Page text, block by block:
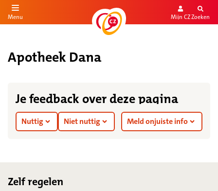
de inhoud
Menu Mijn CZZoeken
Apotheek Dana
Je feedback over deze pagina
Nuttig Niet nuttig Meld onjuiste info
Zelf regelen